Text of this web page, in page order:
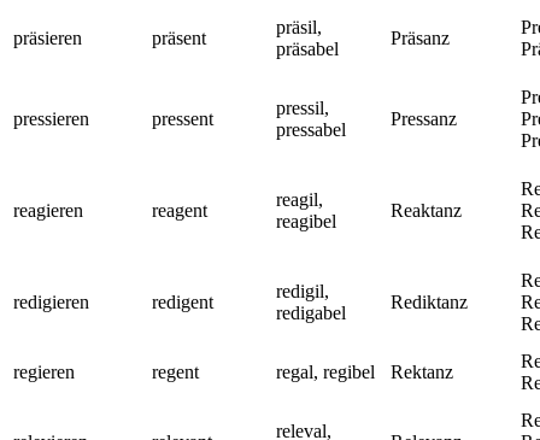
präsieren präsent
präsil,
präsabel
Präsanz
pressieren pressent
pressil,
pressabel
Pressanz
reagieren reagent
reagil,
reagibel
Reaktanz
redigieren redigent
redigil,
redigabel
Rediktanz
regieren regent regal, regibel Rektanz
releval,